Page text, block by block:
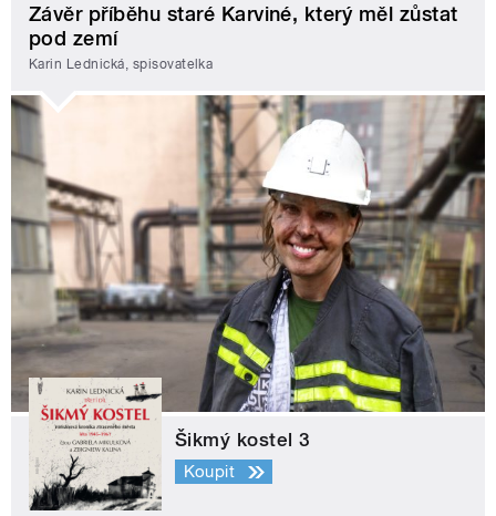
Závěr příběhu staré Karviné, který měl zůstat
pod zemí
Karin Lednická, spisovatelka
Šikmý kostel 3
Koupit